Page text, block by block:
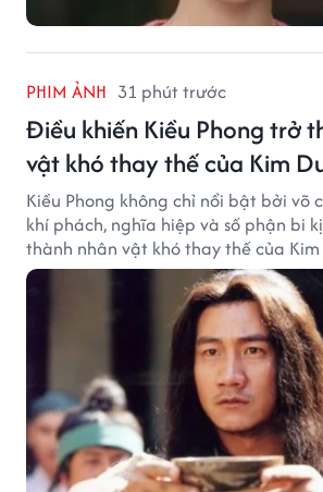
PHIM ẢNH 31 phút trước
Điều khiến Kiều Phong trở
vật khó thay thế của Kim
Kiều Phong không chỉ nổi bật bởi võ
khí phách, nghĩa hiệp và số phận bi
thành nhân vật khó thay thế của